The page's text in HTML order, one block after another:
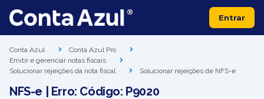
Entrar
Conta Azul
Conta Azul Pro
Emitir e gerenciar notas fiscais
Solucionar rejeições da nota fiscal
Solucionar rejeições de NFS-e
NFS-e | Erro: Código: P9020